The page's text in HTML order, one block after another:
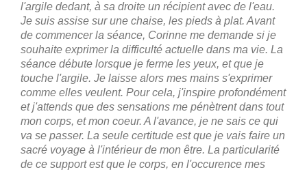
l'argile dedant, à sa droite un récipient avec de l'eau.
Je suis assise sur une chaise, les pieds à plat. Avant
de commencer la séance, Corinne me demande si je
souhaite exprimer la difficulté actuelle dans ma vie. La
séance débute lorsque je ferme les yeux, et que je
touche l'argile. Je laisse alors mes mains s'exprimer
comme elles veulent. Pour cela, j'inspire profondément
et j'attends que des sensations me pénètrent dans tout
mon corps, et mon coeur. A l'avance, je ne sais ce qui
va se passer. La seule certitude est que je vais faire un
sacré voyage à l'intérieur de mon être. La particularité
de ce support est que le corps, en l'occurence mes